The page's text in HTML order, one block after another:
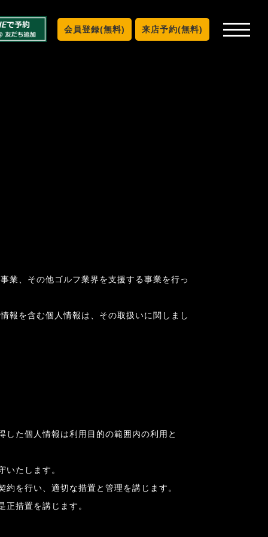
会員登録(無料) 来店予約(無料)
業、その他ゴルフ業界を支援する事業を行っ
報を含む個人情報は、その取扱いに関しまし
た個人情報は利用目的の範囲内の利用と
たします。
を行い、適切な措置と管理を講じます。
措置を講じます。